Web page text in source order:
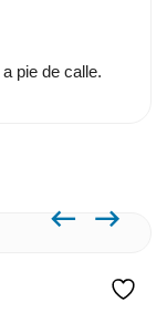
pie de calle.